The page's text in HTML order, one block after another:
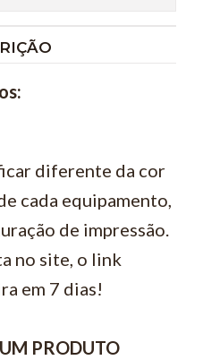
diferente da cor
cada equipamento,
de impressão.
no site, o link
em 7 dias!
PRODUTO